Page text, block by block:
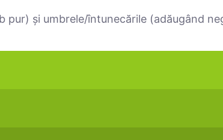
și umbrele/întunecările (adăugând